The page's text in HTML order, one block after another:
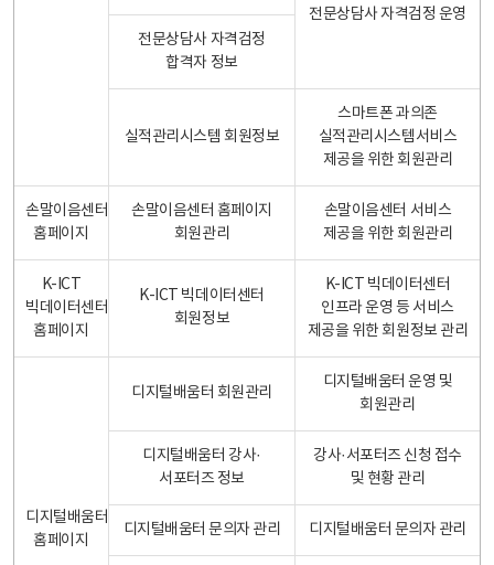
전문상담사 자격검정 운영
전문상담사 자격검정
합격자 정보
실적관리시스템 회원정보
스마트폰 과의존
실적관리시스템서비스
제공을 위한 회원관리
손말이음센터
홈페이지
손말이음센터 홈페이지
회원관리
손말이음센터 서비스
제공을 위한 회원관리
K-ICT
빅데이터센터
홈페이지
K-ICT 빅데이터센터
회원정보
K-ICT 빅데이터센터
인프라 운영 등 서비스
제공을 위한 회원정보 관리
디지털배움터
홈페이지
디지털배움터 회원관리
디지털배움터 운영 및
회원관리
디지털배움터 강사·
서포터즈 정보
강사·서포터즈 신청 접수
및 현황 관리
디지털배움터 문의자 관리 디지털배움터 문의자 관리